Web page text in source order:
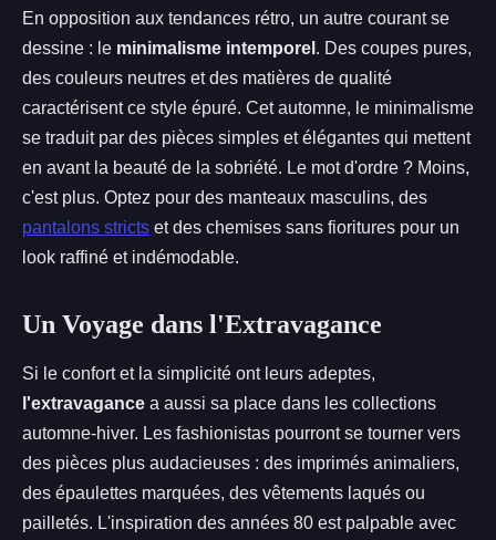
En opposition aux tendances rétro, un autre courant se
dessine : le minimalisme intemporel . Des coupes pures,
des couleurs neutres et des matières de qualité
caractérisent ce style épuré. Cet automne, le minimalisme
se traduit par des pièces simples et élégantes qui mettent
en avant la beauté de la sobriété. Le mot d'ordre ? Moins,
c'est plus. Optez pour des manteaux masculins, des
pantalons stricts et des chemises sans fioritures pour un
look raffiné et indémodable.
Un Voyage dans l'Extravagance
Si le confort et la simplicité ont leurs adeptes,
l'extravagance a aussi sa place dans les collections
automne-hiver. Les fashionistas pourront se tourner vers
des pièces plus audacieuses : des imprimés animaliers,
des épaulettes marquées, des vêtements laqués ou
pailletés. L'inspiration des années 80 est palpable avec